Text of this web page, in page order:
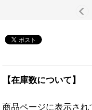
【在庫数について】
商品ページに表示さ